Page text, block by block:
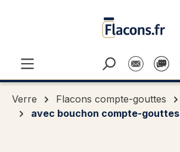
Verre Flacons compte-gouttes
avec bouchon compte-gouttes